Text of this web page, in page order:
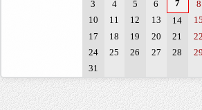
3
4 5 6 7 8
10
11 12 13 14 15
17
18 19 20 21 22
24
25 26 27 28 29
31